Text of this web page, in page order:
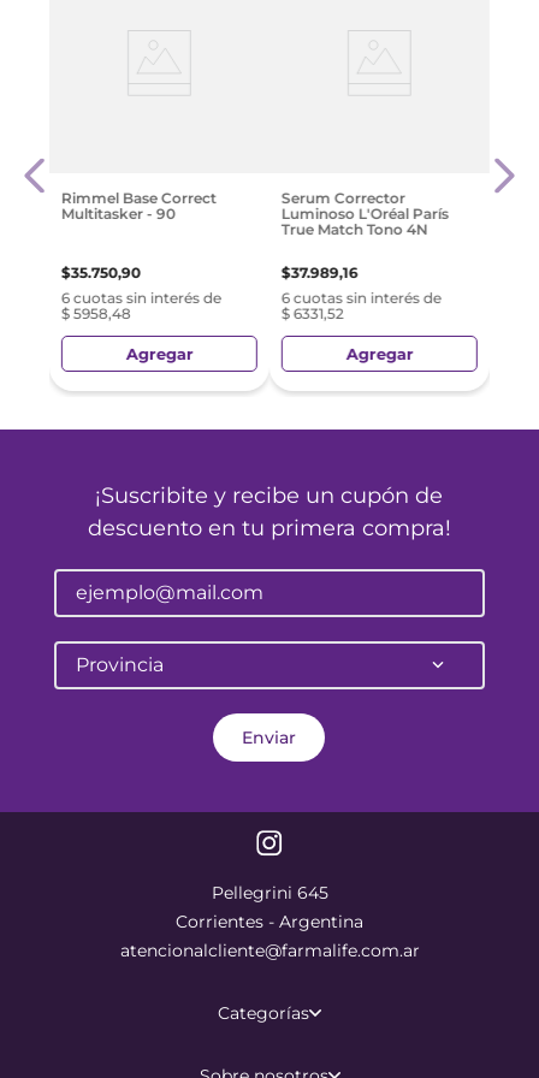
Rimmel Base Correct
Multitasker - 90
$35.750,90
6 cuotas sin interés de
$ 5958,48
Agregar
Serum Corrector
Luminoso L'Oréal París
True Match Tono 4N
$37.989,16
6 cuotas sin interés de
$ 6331,52
Agregar
$
¡Suscribite y recibe un cupón de
descuento en tu primera compra!
Provincia
Enviar
Pellegrini 645
Corrientes - Argentina
atencionalcliente@farmalife.com.ar
Categorías